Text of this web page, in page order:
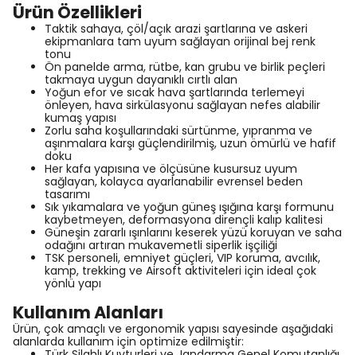
Ürün Özellikleri
Taktik sahaya, çöl/açık arazi şartlarına ve askeri
ekipmanlara tam uyum sağlayan orijinal bej renk
tonu
Ön panelde arma, rütbe, kan grubu ve birlik peçleri
takmaya uygun dayanıklı cırtlı alan
Yoğun efor ve sıcak hava şartlarında terlemeyi
önleyen, hava sirkülasyonu sağlayan nefes alabilir
kumaş yapısı
Zorlu saha koşullarındaki sürtünme, yıpranma ve
aşınmalara karşı güçlendirilmiş, uzun ömürlü ve hafif
doku
Her kafa yapısına ve ölçüsüne kusursuz uyum
sağlayan, kolayca ayarlanabilir evrensel beden
tasarımı
Sık yıkamalara ve yoğun güneş ışığına karşı formunu
kaybetmeyen, deformasyona dirençli kalıp kalitesi
Güneşin zararlı ışınlarını keserek yüzü koruyan ve saha
odağını artıran mukavemetli siperlik işçiliği
TSK personeli, emniyet güçleri, VIP koruma, avcılık,
kamp, trekking ve Airsoft aktiviteleri için ideal çok
yönlü yapı
Kullanım Alanları
Ürün, çok amaçlı ve ergonomik yapısı sayesinde aşağıdaki
alanlarda kullanım için optimize edilmiştir: